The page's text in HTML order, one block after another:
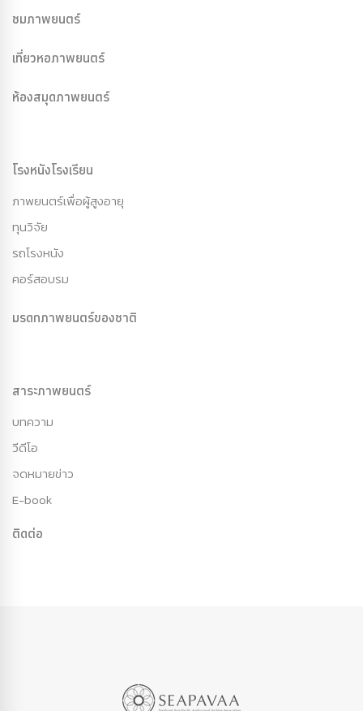
ชมภาพยนตร์
เที่ยวหอภาพยนตร์
ห้องสมุดภาพยนตร์
โรงหนังโรงเรียน
ภาพยนตร์เพื่อผู้สูงอายุ
ทุนวิจัย
รถโรงหนัง
คอร์สอบรม
มรดกภาพยนตร์ของชาติ
สาระภาพยนตร์
บทความ
วีดีโอ
จดหมายข่าว
E-book
ติดต่อ